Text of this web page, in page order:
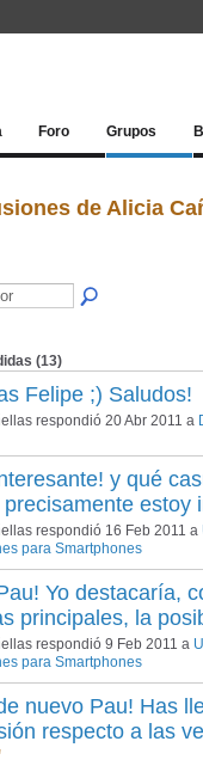
Foro Grupos
de Alicia
(13)
Felipe ;)
respondió 20 Abr 2011 a
y qué
precisamente
respondió 16 Feb 2011 a
para Smartphones
Yo destacaría,
principales, la
respondió 9 Feb 2011 a
para Smartphones
nuevo Pau! Has
respecto a las